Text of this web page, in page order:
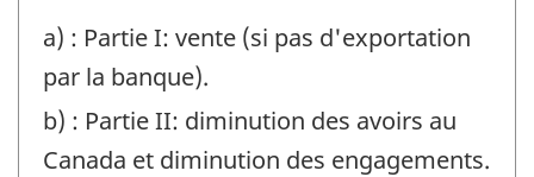
question
:
a) : Partie I: vente (si pas d'exportation
par la banque).
b) : Partie II: diminution des avoirs au
Canada et diminution des engagements.